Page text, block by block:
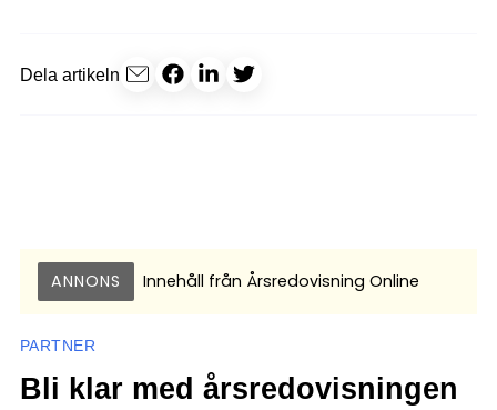
Dela artikeln
ANNONS Innehåll från Årsredovisning Online
PARTNER
Bli klar med årsredovisningen